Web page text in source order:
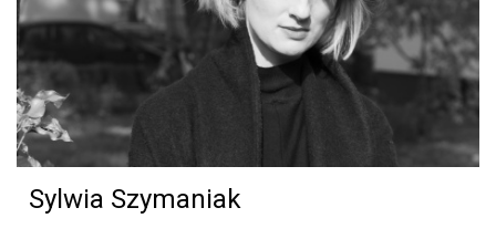
Sylwia Szymaniak